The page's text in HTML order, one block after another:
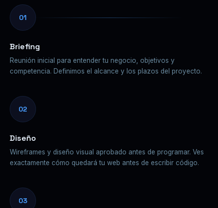
01
Briefing
Reunión inicial para entender tu negocio, objetivos y
competencia. Definimos el alcance y los plazos del proyecto.
02
Diseño
Wireframes y diseño visual aprobado antes de programar. Ves
exactamente cómo quedará tu web antes de escribir código.
03